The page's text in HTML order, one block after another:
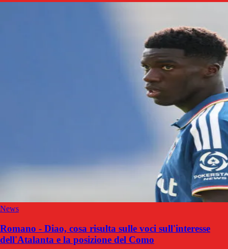
News
Romano - Diao, cosa risulta sulle voci sull'interesse
dell'Atalanta e la posizione del Como